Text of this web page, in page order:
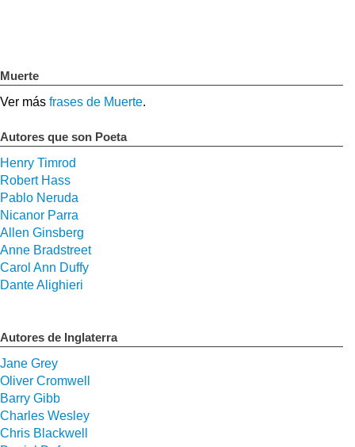
Muerte
Ver más frases de Muerte.
Autores que son Poeta
Henry Timrod
Robert Hass
Pablo Neruda
Nicanor Parra
Allen Ginsberg
Anne Bradstreet
Carol Ann Duffy
Dante Alighieri
Autores de Inglaterra
Jane Grey
Oliver Cromwell
Barry Gibb
Charles Wesley
Chris Blackwell